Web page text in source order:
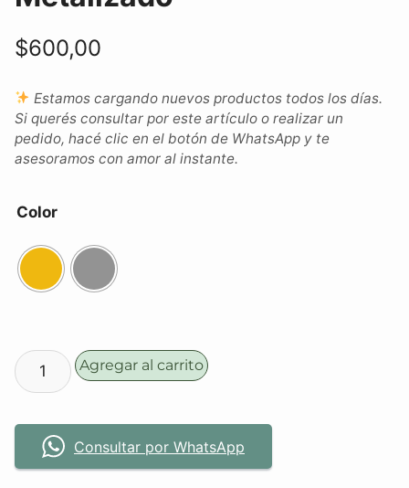
$600,00
Estamos cargando nuevos productos todos los días.
Si querés consultar por este artículo o realizar un
pedido, hacé clic en el botón de WhatsApp y te
asesoramos con amor al instante.
Color
Agregar al carrito
Consultar por WhatsApp